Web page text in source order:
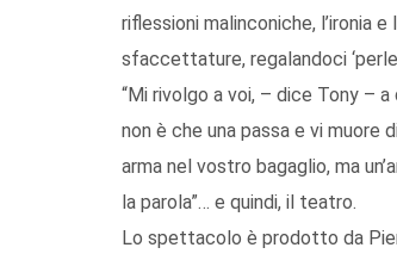
riflessioni malinconiche, l’ironia
sfaccettature, regalandoci
“Mi rivolgo a voi, – dice Tony –
non è che una passa e vi muore
arma nel vostro bagaglio, ma
la parola”… e quindi, il teatro.
Lo spettacolo è prodotto da